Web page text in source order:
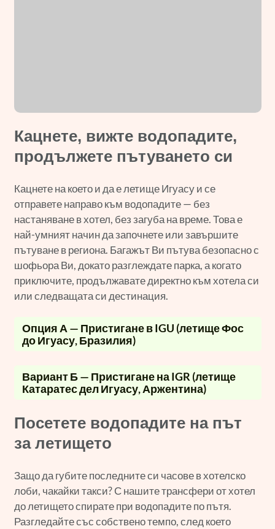
Кацнете, вижте водопадите,
продължете пътуването си
Кацнете на което и да е летище Игуасу и се
отправете направо към водопадите — без
настаняване в хотел, без загуба на време. Това е
най-умният начин да започнете или завършите
пътуване в региона. Багажът Ви пътува безопасно с
шофьора Ви, докато разглеждате парка, а когато
приключите, продължавате директно към хотела си
или следващата си дестинация.
Опция А — Пристигане в IGU (летище Фос
до Игуасу, Бразилия)
Вариант Б — Пристигане на IGR (летище
Катаратес дел Игуасу, Аржентина)
Посетете водопадите на път
за летището
Защо да губите последните си часове в хотелско
лоби, чакайки такси? С нашите трансфери от хотел
до летището спирате при водопадите по пътя.
Разгледайте със собствено темпо, след което